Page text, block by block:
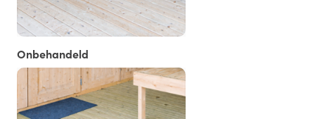
Onbehandeld